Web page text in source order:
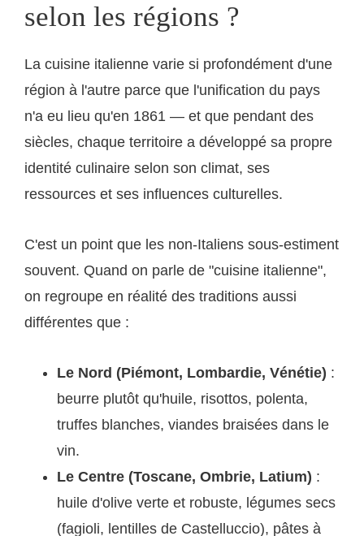
selon les régions ?
La cuisine italienne varie si profondément d'une
région à l'autre parce que l'unification du pays
n'a eu lieu qu'en 1861 — et que pendant des
siècles, chaque territoire a développé sa propre
identité culinaire selon son climat, ses
ressources et ses influences culturelles.
C'est un point que les non-Italiens sous-estiment
souvent. Quand on parle de "cuisine italienne",
on regroupe en réalité des traditions aussi
différentes que :
Le Nord (Piémont, Lombardie, Vénétie) :
beurre plutôt qu'huile, risottos, polenta,
truffes blanches, viandes braisées dans le
vin.
Le Centre (Toscane, Ombrie, Latium) :
huile d'olive verte et robuste, légumes secs
(fagioli, lentilles de Castelluccio), pâtes à